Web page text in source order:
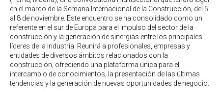
en el marco de la Semana Internacional de la Construcción, del 5
al 8 de noviembre. Este encuentro se ha consolidado como un
referente en el sur de Europa para el impulso del sector de la
construcción y la generación de sinergias entre los principales
líderes de la industria. Reunirá a profesionales, empresas y
entidades de diversos ámbitos relacionados con la
construcción, ofreciendo una plataforma única para el
intercambio de conocimientos, la presentación de las últimas
tendencias y la generación de nuevas oportunidades de negocio.